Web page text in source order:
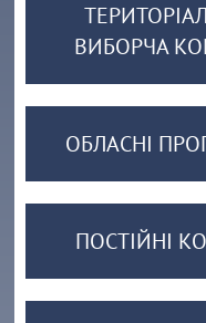
ВИБОРЧА
ОБЛАСНІ
ПОСТІЙНІ